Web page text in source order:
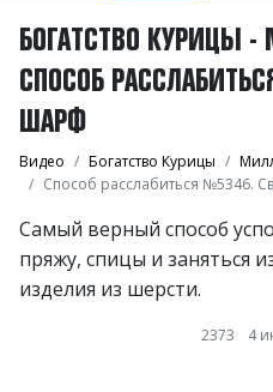
БОГАТСТВО КУРИЦЫ
СПОСОБ
ШАРФ
Видео Богатство Курицы
Способ расслабиться №5346.
Самый верный способ
пряжу, спицы и заняться
изделия из шерсти.
2373 4